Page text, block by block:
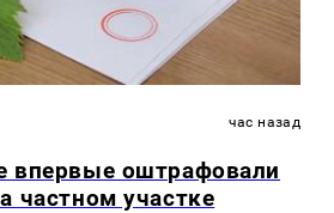
час назад
впервые оштрафовали
частном участке